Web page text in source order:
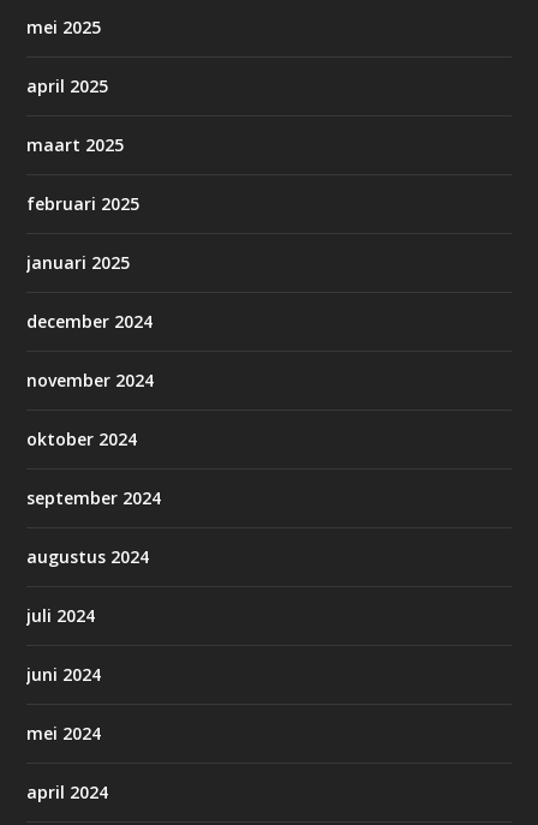
mei 2025
april 2025
maart 2025
februari 2025
januari 2025
december 2024
november 2024
oktober 2024
september 2024
augustus 2024
juli 2024
juni 2024
mei 2024
april 2024